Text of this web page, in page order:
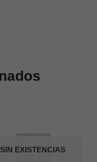
SIN EXISTENCIAS